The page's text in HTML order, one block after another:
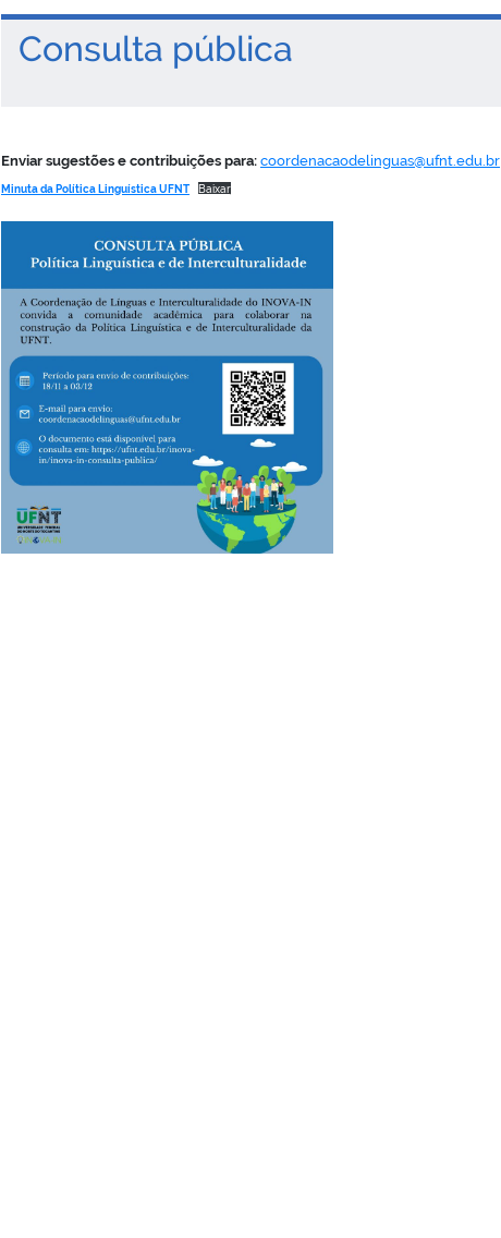
Consulta pública
Enviar sugestões e contribuições para: coordenacaodelinguas@ufnt.edu.br
Minuta da Política Linguística UFNT Baixar